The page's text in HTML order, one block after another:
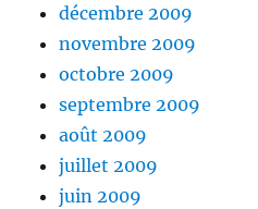
décembre 2009
novembre 2009
octobre 2009
septembre 2009
août 2009
juillet 2009
juin 2009